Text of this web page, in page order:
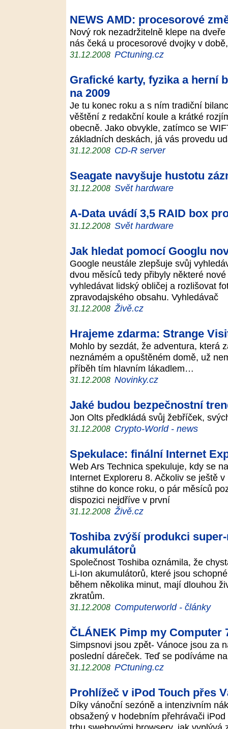
NEWS AMD: procesorové
Nový rok nezadržitelně klepe na
nás čeká u procesorové dvojky v
31.12.2008 PCtuning.cz
Grafické karty, fyzika a herní
na 2009
Je tu konec roku a s ním tradiční
věštění z redakční koule a krátké
obecně. Jako obvykle, zatímco se
základních deskách, já vás provedu
31.12.2008 CD-R server
Seagate navyšuje hustotu
31.12.2008 Svět hardware
A-Data uvádí 3,5 RAID box
31.12.2008 Svět hardware
Jak hledat pomocí Googlu
Google neustále zlepšuje svůj
dvou měsíců tedy přibyly některé
vyhledávat lidský obličej a rozlišovat
zpravodajského obsahu. Vyhledávač
31.12.2008 Živě.cz
Hrajeme zdarma: Strange
Mohlo by sezdát, že adventura, která
neznámém a opuštěném domě, už
příběh tím hlavním lákadlem…
31.12.2008 Novinky.cz
Jaké budou bezpečnostní
Jon Olts předkládá svůj žebříček,
31.12.2008 Crypto-World - news
Spekulace: finální Internet
Web Ars Technica spekuluje, kdy se
Internet Exploreru 8. Ačkoliv se ještě
stihne do konce roku, o pár měsíců
dispozici nejdříve v první
31.12.2008 Živě.cz
Toshiba zvýší produkci
akumulátorů
Společnost Toshiba oznámila, že
Li-Ion akumulátorů, které jsou
během několika minut, mají dlouhou
zkratům.
31.12.2008 Computerworld - články
ČLÁNEK Pimp my Computer
Simpsnovi jsou zpět- Vánoce jsou za
poslední dáreček. Teď se podíváme
31.12.2008 PCtuning.cz
Prohlížeč v iPod Touch přes
Díky vánoční sezóně a intenzivním
obsažený v hodebním přehrávači